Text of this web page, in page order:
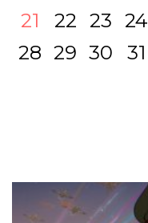
21
22 23 24
28 29 30 31